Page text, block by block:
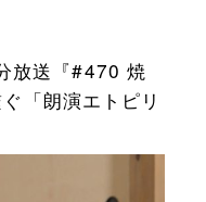
放送『#470 焼
「朗演エトピリ